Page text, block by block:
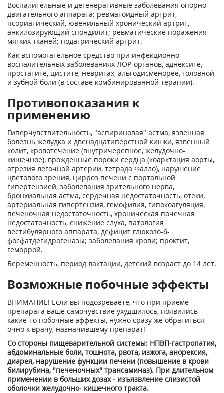
Воспалительные и дегенеративные заболевания опорно-
двигательного ап­парата: ревматоидный артрит,
псориатический, ювенильный хронический артрит,
анкилозирующий спондилит; ревматические поражения
мягких тканей; подагриче­ский артрит.
Как вспомогательное средство при инфекционно-
воспалительных заболева­ниях ЛОР-органов, аднексите,
простатите, цистите, невритах, альгодисменорее, головной
и зубной боли (в составе комбинированной терапии).
Противопоказания к
применению
Гиперчувствительность, "аспириновая" астма, язвенная
болезнь желудка и двенадцатиперстной кишки, язвенный
колит, кровотечение (внутричерепное, же­лудочно-
кишечное), врожденные пороки сердца (коарктация аорты,
атрезия ле­гочной артерии, тетрада Фалло), нарушение
цветового зрения, цирроз печени с портальной
гипертензией, заболевания зрительного нерва,
бронхиальная астма, сердечная недостаточность, отеки,
артериальная гипертензия, гемофилия, гипо­коагуляция,
печеночная недостаточность, хроническая почечная
недостаточность, снижение слуха, патология
вестибулярного аппарата, дефицит глюкозо-6-
фосфатдегидрогеназы; заболевания крови; проктит,
геморрой.
Беременность, период лактации, детский возраст до 14 лет.
Возможные побочные эффекты
ВНИМАНИЕ! Если вы подозреваете, что при приеме
препарата ваше самочувствие ухудшилось, появились
какие-то побочные эффекты, нужно сразу же обратиться
очно к врачу, назначившему препарат!
Со стороны пищеварительной системы: НПВП-гастропатия,
абдоминальные боли, тошнота, рвота, изжога, анорексия,
диарея, нарушение функции печени (по­вышение в крови
билирубина, "печеночных" трансаминаз). При длительном
при­менении в больших дозах - изъязвление слизистой
оболочки желудочно- кишечного тракта.